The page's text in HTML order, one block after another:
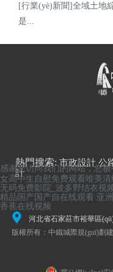
[行業(yè)新聞]全域土地
是...
熱門搜索: 市政設計 公
計
河北省石家莊市裕華區
2號
版權所有： 中鐵城際規(guī)劃
感谢您访问我们的网站，您
女高中生自慰免费观看唯美
无码免费影院_波多野结衣视
精品国产国产自在线观看 亚
香蕉在线视频